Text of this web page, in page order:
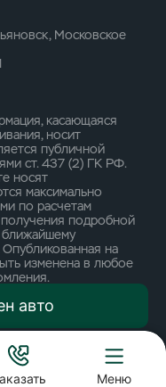
Московское
касающаяся
носит
публичной
ст. 437 (2) ГК РФ.
носят
максимально
по расчетам
подробной
ближайшему
на
изменена в любое
Меню
авто